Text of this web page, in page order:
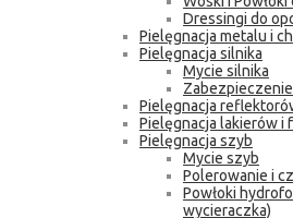
Dressingi do
Pielęgnacja metalu i
Pielęgnacja silnika
Mycie silnika
Pielęgnacja
Pielęgnacja lakierów i
Pielęgnacja szyb
Mycie szyb
Polerowanie i
Powłoki
wycieraczka)